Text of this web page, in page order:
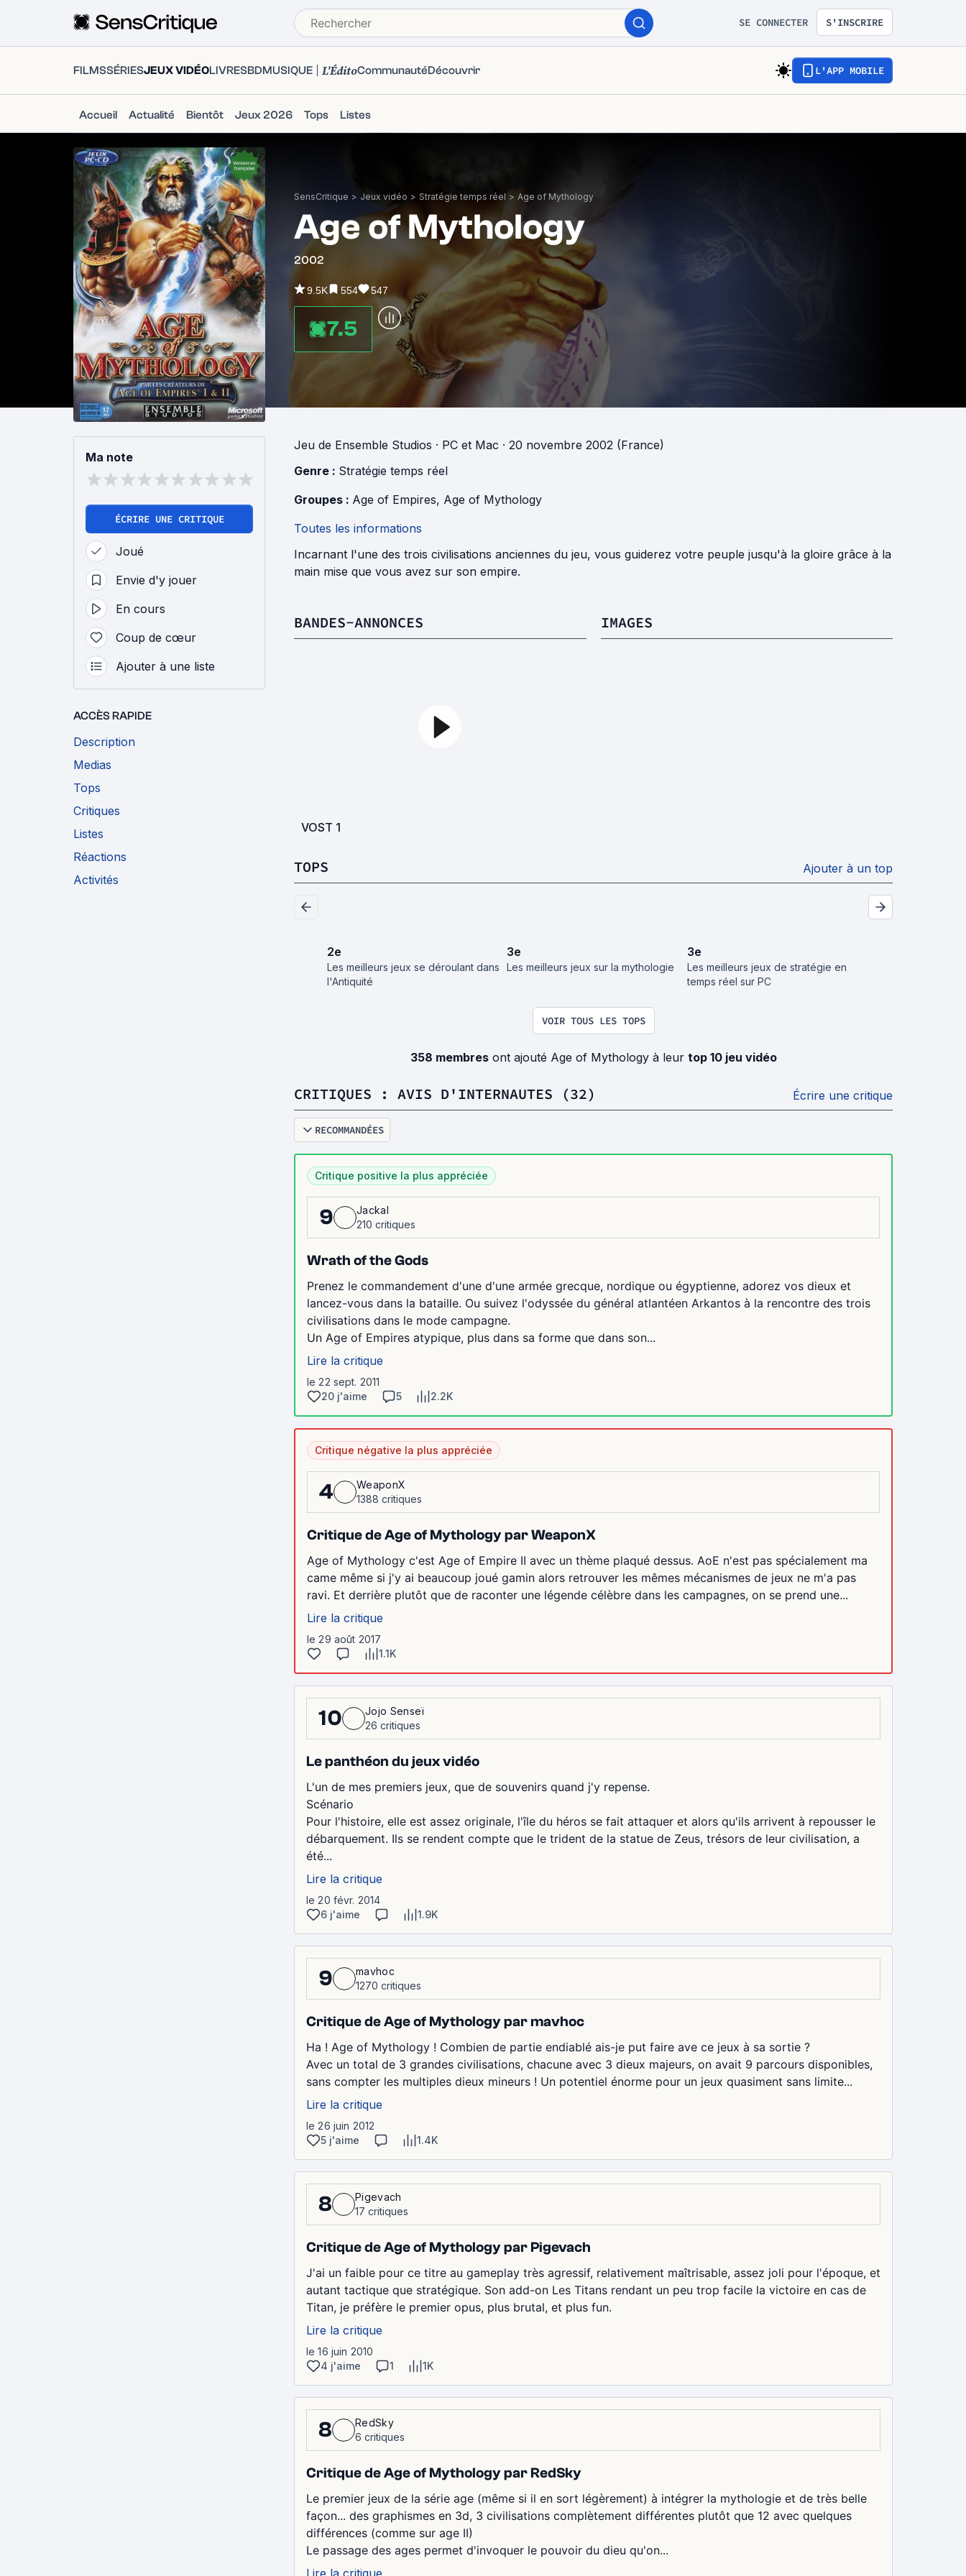
SE CONNECTER S'INSCRIRE
FILMSSÉRIESJEUX VIDÉOLIVRESBDMUSIQUE L'ÉditoCommunautéDécouvrir L'APP MOBILE
Accueil Actualité Bientôt Jeux 2026 Tops Listes
SensCritique > Jeux vidéo > Stratégie temps réel > Age of Mythology
Age of Mythology
2002
9.5K 554 547
7.5
Ma note
ÉCRIRE UNE CRITIQUE
Joué
Envie d'y jouer
En cours
Coup de cœur
Ajouter à une liste
ACCÈS RAPIDE
Description
Medias
Tops
Critiques
Listes
Réactions
Activités
Jeu de Ensemble Studios · PC et Mac · 20 novembre 2002 (France)
Genre : Stratégie temps réel
Groupes : Age of Empires, Age of Mythology
Toutes les informations
Incarnant l'une des trois civilisations anciennes du jeu, vous guiderez votre peuple jusqu'à la gloire grâce à la
main mise que vous avez sur son empire.
BANDES-ANNONCES
VOST 1
IMAGES
TOPS Ajouter à un top
2e
Les meilleurs jeux se déroulant dans
l'Antiquité
3e
Les meilleurs jeux sur la mythologie
3e
Les meilleurs jeux de stratégie en
temps réel sur PC
VOIR TOUS LES TOPS
358 membresont ajouté Age of Mythology à leur top 10 jeu vidéo
CRITIQUES : AVIS D'INTERNAUTES (32) Écrire une critique
RECOMMANDÉES
Critique positive la plus appréciée
9
Jackal
210 critiques
Wrath of the Gods
Prenez le commandement d'une d'une armée grecque, nordique ou égyptienne, adorez vos dieux et
lancez-vous dans la bataille. Ou suivez l'odyssée du général atlantéen Arkantos à la rencontre des trois
civilisations dans le mode campagne.
Un Age of Empires atypique, plus dans sa forme que dans son...
Lire la critique
le 22 sept. 2011
20 j'aime
5 2.2K
Critique négative la plus appréciée
4
WeaponX
1388 critiques
Critique de Age of Mythology par WeaponX
Age of Mythology c'est Age of Empire II avec un thème plaqué dessus. AoE n'est pas spécialement ma
came même si j'y ai beaucoup joué gamin alors retrouver les mêmes mécanismes de jeux ne m'a pas
ravi. Et derrière plutôt que de raconter une légende célèbre dans les campagnes, on se prend une...
Lire la critique
le 29 août 2017
1.1K
10
Jojo Senseï
26 critiques
Le panthéon du jeux vidéo
L'un de mes premiers jeux, que de souvenirs quand j'y repense.
Scénario
Pour l'histoire, elle est assez originale, l'île du héros se fait attaquer et alors qu'ils arrivent à repousser le
débarquement. Ils se rendent compte que le trident de la statue de Zeus, trésors de leur civilisation, a
été...
Lire la critique
le 20 févr. 2014
6 j'aime
1.9K
9
mavhoc
1270 critiques
Critique de Age of Mythology par mavhoc
Ha ! Age of Mythology ! Combien de partie endiablé ais-je put faire ave ce jeux à sa sortie ?
Avec un total de 3 grandes civilisations, chacune avec 3 dieux majeurs, on avait 9 parcours disponibles,
sans compter les multiples dieux mineurs ! Un potentiel énorme pour un jeux quasiment sans limite...
Lire la critique
le 26 juin 2012
5 j'aime
1.4K
8
Pigevach
17 critiques
Critique de Age of Mythology par Pigevach
J'ai un faible pour ce titre au gameplay très agressif, relativement maîtrisable, assez joli pour l'époque, et
autant tactique que stratégique. Son add-on Les Titans rendant un peu trop facile la victoire en cas de
Titan, je préfère le premier opus, plus brutal, et plus fun.
Lire la critique
le 16 juin 2010
4 j'aime
1 1K
8
RedSky
6 critiques
Critique de Age of Mythology par RedSky
Le premier jeux de la série age (même si il en sort légèrement) à intégrer la mythologie et de très belle
façon... des graphismes en 3d, 3 civilisations complètement différentes plutôt que 12 avec quelques
différences (comme sur age II)
Le passage des ages permet d'invoquer le pouvoir du dieu qu'on...